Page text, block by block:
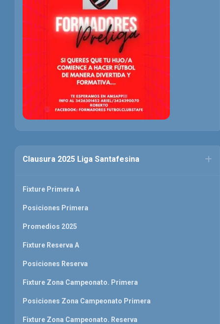
Clausura 2025 Liga Santafesina
Fixture Primera A
Posiciones Primera
Promedios 2025
Fixture Reserva A
Posiciones Reserva
Fixture Zona Campeonato. Primera
Posiciones Zona Campeonato Primera
Fixture Zona Campeonato. Reserva